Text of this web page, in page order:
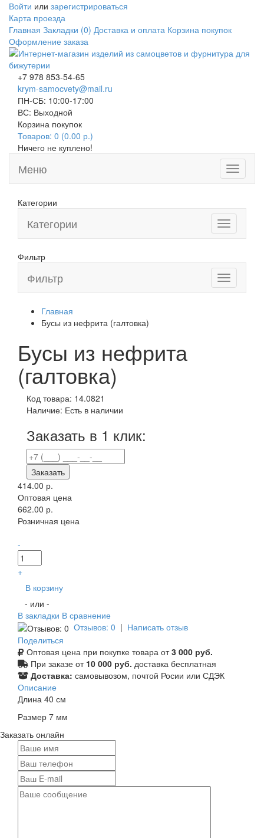
Войти или зарегистрироваться
Карта проезда
Главная Закладки (0) Доставка и оплата Корзина покупок
Оформление заказа
+7 978 853-54-65
krym-samocvety@mail.ru
ПН-СБ: 10:00-17:00
ВС: Выходной
Корзина покупок
Товаров: 0 (0.00 р.)
Ничего не куплено!
Toggle
Меню
Категории
Toggle
navigation
Категории
Фильтр
Toggle
navigation
Фильтр
Главная
Бусы из нефрита (галтовка)
Бусы из нефрита
(галтовка)
Код товара: 14.0821
Наличие: Есть в наличии
Заказать в 1 клик:
Заказать
414.00 р.
Оптовая цена
662.00 р.
Розничная цена
-
+
В корзину
- или -
В закладки В сравнение
Отзывов: 0 | Написать отзыв
Поделиться
Оптовая цена при покупке товара от3 000 руб.
При заказе от 10 000 руб. доставка бесплатная
Доставка: самовывозом, почтой Росии или СДЭК
Описание
Длина 40 см
Размер 7 мм
Заказать онлайн